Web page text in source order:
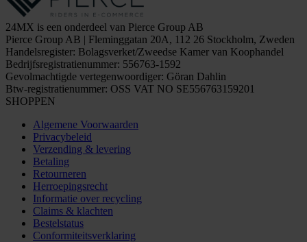
24MX is een onderdeel van Pierce Group AB
Pierce Group AB | Fleminggatan 20A, 112 26 Stockholm, Zweden
Handelsregister: Bolagsverket/Zweedse Kamer van Koophandel
Bedrijfsregistratienummer: 556763-1592
Gevolmachtigde vertegenwoordiger: Göran Dahlin
Btw-registratienummer: OSS VAT NO SE556763159201
SHOPPEN
Algemene Voorwaarden
Privacybeleid
Verzending & levering
Betaling
Retourneren
Herroepingsrecht
Informatie over recycling
Claims & klachten
Bestelstatus
Conformiteitsverklaring